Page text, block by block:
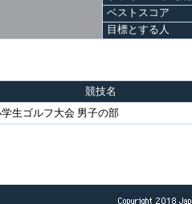
ベストスコア
目標とする人
競技名
生ゴルフ大会 男子の部